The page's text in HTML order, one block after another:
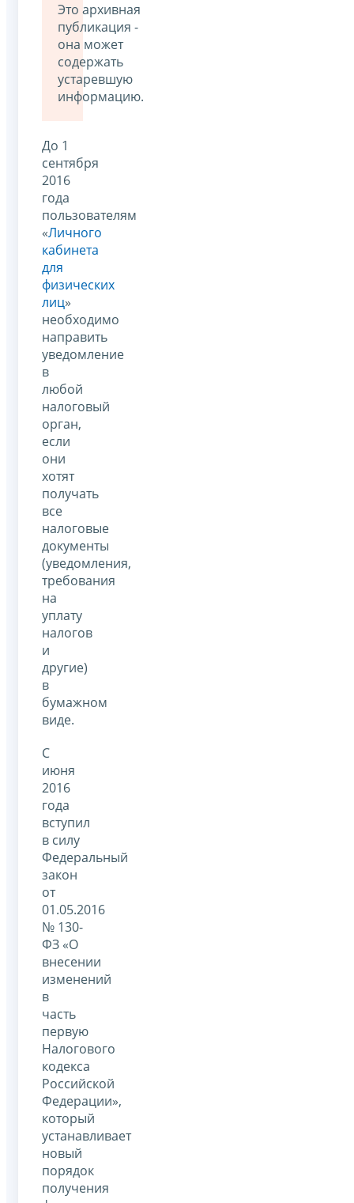
Это архивная
публикация -
она может
содержать
устаревшую
информацию.
До 1
сентября
2016
года
пользователям
«Личного
кабинета
для
физических
лиц»
необходимо
направить
уведомление
в
любой
налоговый
орган,
если
они
хотят
получать
все
налоговые
документы
(уведомления,
требования
на
уплату
налогов
и
другие)
в
бумажном
виде.
С
июня
2016
года
вступил
в силу
Федеральный
закон
от
01.05.2016
№ 130-
ФЗ «О
внесении
изменений
в
часть
первую
Налогового
кодекса
Российской
Федерации»,
который
устанавливает
новый
порядок
получения